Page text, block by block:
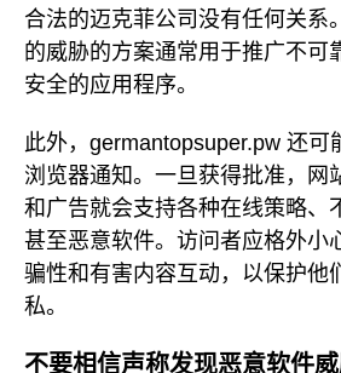
合法的迈克菲公司没有任何关系
的威胁的方案通常用于推广不可
安全的应用程序。
此外，germantopsuper.pw 还可
浏览器通知。一旦获得批准，网
和广告就会支持各种在线策略、
甚至恶意软件。访问者应格外小
骗性和有害内容互动，以保护他
私。
不要相信声称发现恶意软件